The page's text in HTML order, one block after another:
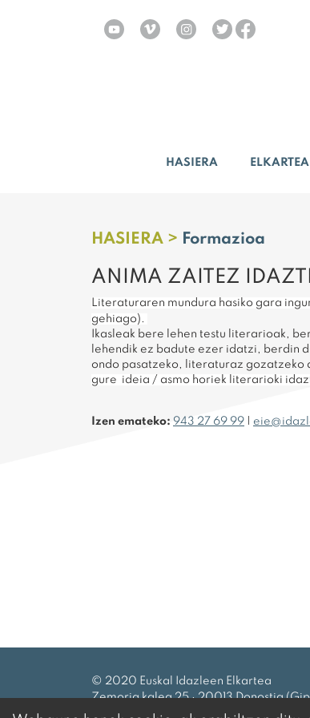
HASIERA ELKARTEA
HASIERA > Formazioa
ANIMA ZAITEZ
Literaturaren mundura hasiko gara
gehiago).
Ikasleak bere lehen testu literarioak,
lehendik ez badute ezer idatzi, berdin
ondo pasatzeko, literaturaz gozatzeko
gure ideia / asmo horiek literarioki
Izen emateko: 943 27 69 99
© 2020 Euskal Idazleen Elkartea
Zemoria kalea 25 · 20013 Donostia
Tel.:943 27 69 99 | eie@idazleak.eus